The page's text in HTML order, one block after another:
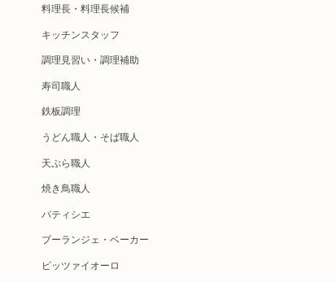
料理長・料理長候補
キッチンスタッフ
調理見習い・調理補助
寿司職人
鉄板調理
うどん職人・そば職人
天ぷら職人
焼き鳥職人
パティシエ
ブーランジェ・ベーカー
ピッツァイオーロ